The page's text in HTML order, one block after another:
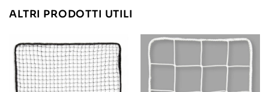
ALTRI PRODOTTI UTILI